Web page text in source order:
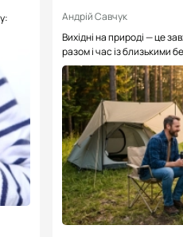
Андрій Савчук
Вихідні на природі — це
разом і час із близькими